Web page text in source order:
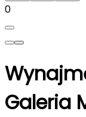
0
Galeria